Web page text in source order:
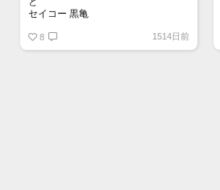
セイコー 黒亀
8 1514日前